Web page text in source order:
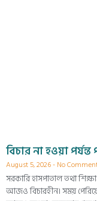
বিচার না হওয়া
August 5, 2026 No
সরকারি হাসপাতাল তথা
আজও বিচারহীন। সময়